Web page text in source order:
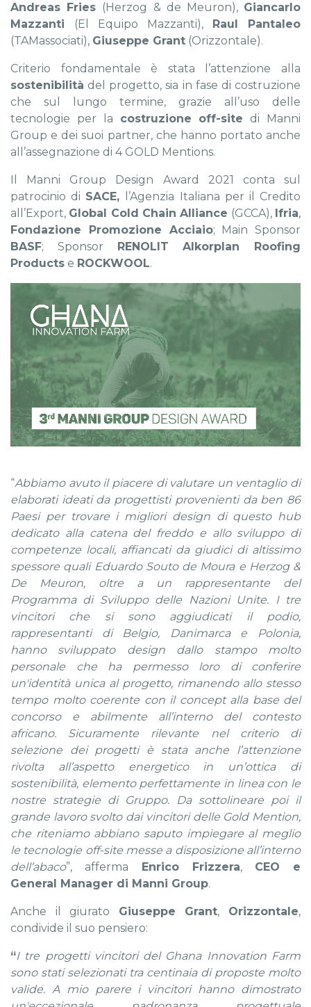
Andreas Fries (Herzog & de Meuron), Giancarlo
Mazzanti
(El Equipo Mazzanti),
Raul Pantaleo
(TAMassociati), Giuseppe Grant (Orizzontale).
Criterio fondamentale è stata l’attenzione alla
sostenibilità del progetto, sia in fase di costruzione
che sul lungo termine, grazie all’uso delle
tecnologie per la costruzione off-site di Manni
Group e dei suoi partner, che hanno portato anche
all’assegnazione di 4 GOLD Mentions.
Il Manni Group Design Award 2021 conta sul
patrocinio di SACE,
l’Agenzia Italiana per il Credito
all’Export, Global Cold Chain Alliance (GCCA), Ifria,
Fondazione Promozione Acciaio; Main Sponsor
BASF; Sponsor
RENOLIT Alkorplan Roofing
Products e ROCKWOOL.
“Abbiamo avuto il piacere di valutare un ventaglio di
elaborati ideati da progettisti provenienti da ben 86
Paesi per trovare i migliori design di questo hub
dedicato alla catena del freddo e allo sviluppo di
competenze locali, affiancati da giudici di altissimo
spessore quali Eduardo Souto de Moura e Herzog &
De Meuron, oltre a un rappresentante del
Programma di Sviluppo delle Nazioni Unite. I tre
vincitori che si sono aggiudicati il podio,
rappresentanti di Belgio, Danimarca e Polonia,
hanno sviluppato design dallo stampo molto
personale che ha permesso loro di conferire
un'identità unica al progetto, rimanendo allo stesso
tempo molto coerente con il concept alla base del
concorso e abilmente all’interno del contesto
africano. Sicuramente rilevante nel criterio di
selezione dei progetti è stata anche l’attenzione
rivolta all’aspetto energetico in un’ottica di
sostenibilità, elemento perfettamente in linea con le
nostre strategie di Gruppo. Da sottolineare poi il
grande lavoro svolto dai vincitori delle Gold Mention,
che riteniamo abbiano saputo impiegare al meglio
le tecnologie off-site messe a disposizione all’interno
dell’abaco”, afferma Enrico Frizzera, CEO e
General Manager di Manni Group.
Anche il giurato Giuseppe Grant, Orizzontale,
condivide il suo pensiero:
“I tre progetti vincitori del Ghana Innovation Farm
sono stati selezionati tra centinaia di proposte molto
valide. A mio parere i vincitori hanno dimostrato